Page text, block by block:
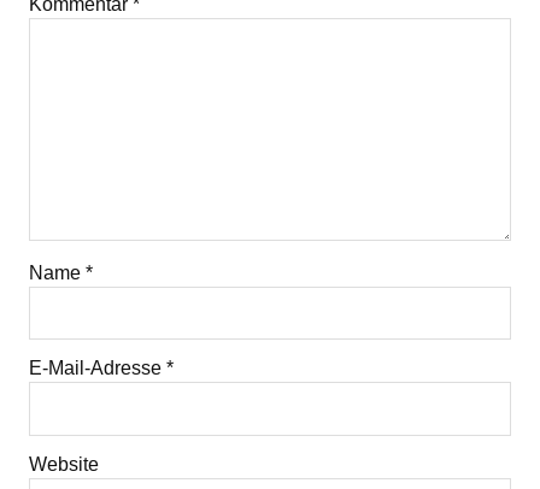
Kommentar *
Name *
E-Mail-Adresse *
Website